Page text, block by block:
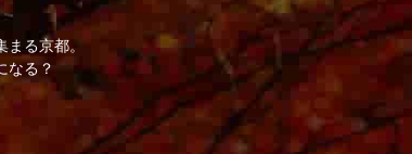
る京都。
なる？